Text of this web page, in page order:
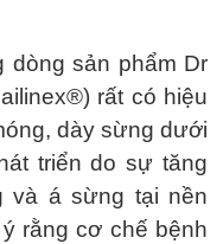
dòng sản phẩm Dr
rất có hiệu
dày sừng dưới
triển do sự tăng
và á sừng tại nền
rằng cơ chế bệnh